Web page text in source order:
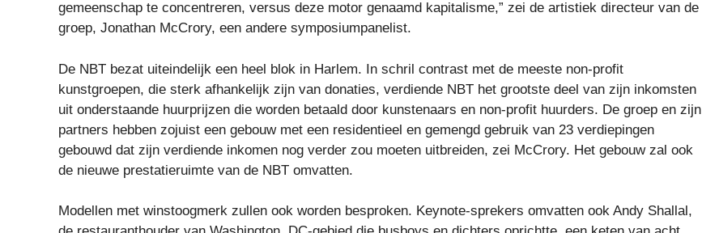
gemeenschap te concentreren, versus deze motor genaamd kapitalisme,” zei de artistiek directeur van de
groep, Jonathan McCrory, een andere symposiumpanelist.
De NBT bezat uiteindelijk een heel blok in Harlem. In schril contrast met de meeste non-profit
kunstgroepen, die sterk afhankelijk zijn van donaties, verdiende NBT het grootste deel van zijn inkomsten
uit onderstaande huurprijzen die worden betaald door kunstenaars en non-profit huurders. De groep en zijn
partners hebben zojuist een gebouw met een residentieel en gemengd gebruik van 23 verdiepingen
gebouwd dat zijn verdiende inkomen nog verder zou moeten uitbreiden, zei McCrory. Het gebouw zal ook
de nieuwe prestatieruimte van de NBT omvatten.
Modellen met winstoogmerk zullen ook worden besproken. Keynote-sprekers omvatten ook Andy Shallal,